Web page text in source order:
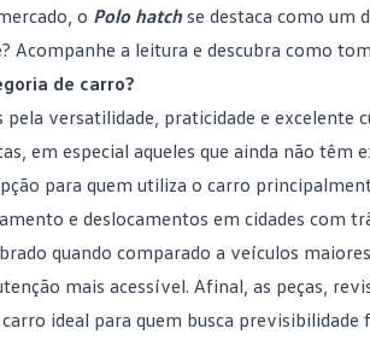
o Polo hatch se destaca como um
Acompanhe a leitura e descubra como
de carro?
pela versatilidade, praticidade e excelente
em especial aqueles que ainda não têm
para quem utiliza o carro
e deslocamentos em cidades com
quando comparado a veículos
mais acessível. Afinal, as peças,
ideal para quem busca